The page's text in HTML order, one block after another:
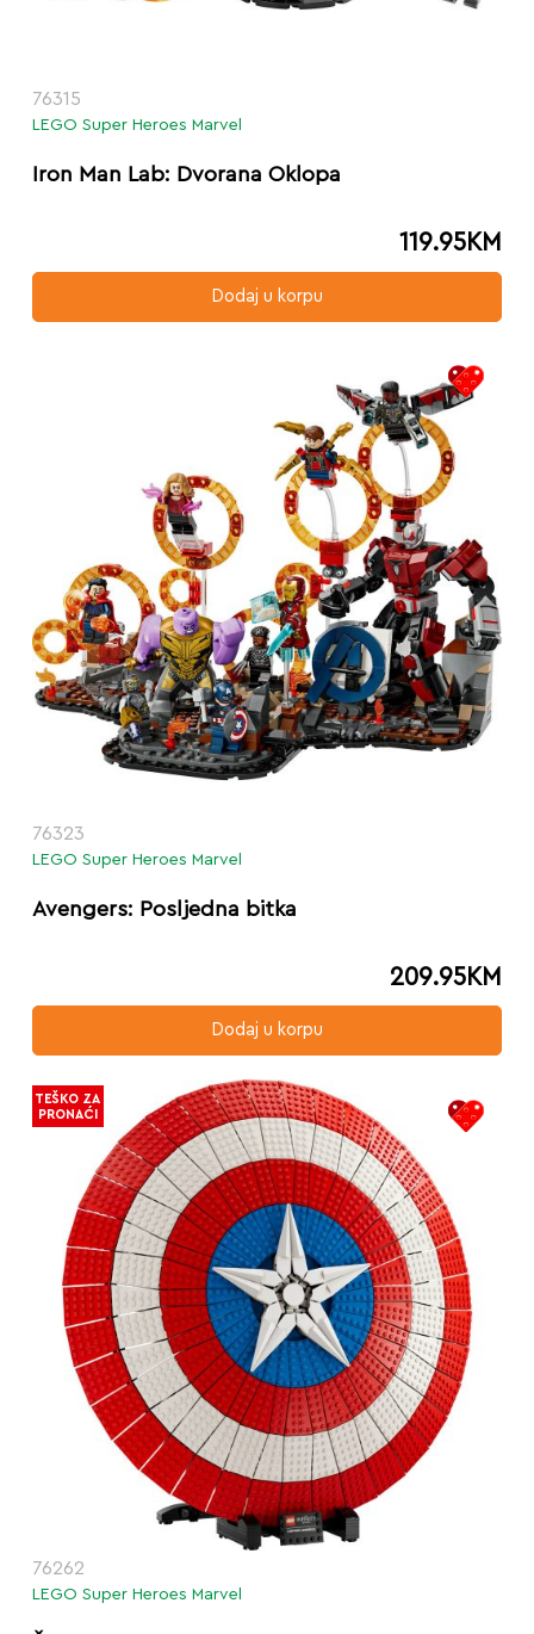
76315
LEGO Super Heroes Marvel
Iron Man Lab: Dvorana Oklopa
119.95KM
Dodaj u korpu
76323
LEGO Super Heroes Marvel
Avengers: Posljedna bitka
209.95KM
Dodaj u korpu
76262
LEGO Super Heroes Marvel
TEŠKO ZA
PRONAĆI